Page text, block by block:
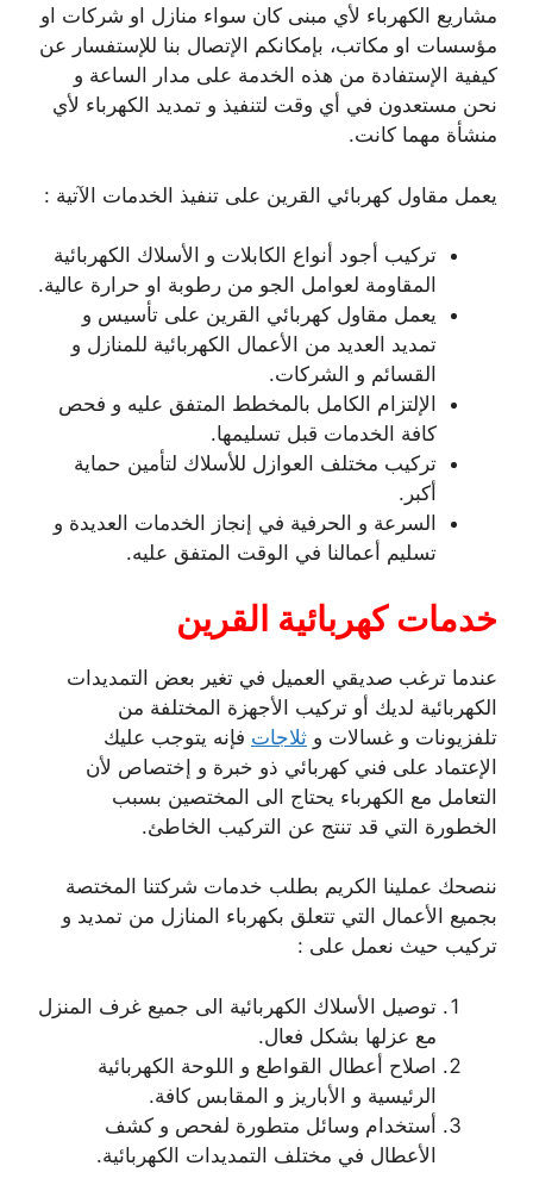
مشاريع الكهرباء لأي مبنى كان سواء منازل او شركات او
مؤسسات او مكاتب، بإمكانكم الإتصال بنا للإستفسار عن
كيفية الإستفادة من هذه الخدمة على مدار الساعة و
نحن مستعدون في أي وقت لتنفيذ و تمديد الكهرباء لأي
منشأة مهما كانت.
يعمل مقاول كهربائي القرين على تنفيذ الخدمات الآتية :
تركيب أجود أنواع الكابلات و الأسلاك الكهربائية
المقاومة لعوامل الجو من رطوبة او حرارة عالية.
يعمل مقاول كهربائي القرين على تأسيس و
تمديد العديد من الأعمال الكهربائية للمنازل و
القسائم و الشركات.
الإلتزام الكامل بالمخطط المتفق عليه و فحص
كافة الخدمات قبل تسليمها.
تركيب مختلف العوازل للأسلاك لتأمين حماية
أكبر.
السرعة و الحرفية في إنجاز الخدمات العديدة و
تسليم أعمالنا في الوقت المتفق عليه.
خدمات كهربائية القرين
عندما ترغب صديقي العميل في تغير بعض التمديدات
الكهربائية لديك أو تركيب الأجهزة المختلفة من
تلفزيونات و غسالات و ثلاجات فإنه يتوجب عليك
الإعتماد على فني كهربائي ذو خبرة و إختصاص لأن
التعامل مع الكهرباء يحتاج الى المختصين بسبب
الخطورة التي قد تنتج عن التركيب الخاطئ.
ننصحك عملينا الكريم بطلب خدمات شركتنا المختصة
بجميع الأعمال التي تتعلق بكهرباء المنازل من تمديد و
تركيب حيث نعمل على :
توصيل الأسلاك الكهربائية الى جميع غرف المنزل
مع عزلها بشكل فعال.
اصلاح أعطال القواطع و اللوحة الكهربائية
الرئيسية و الأباريز و المقابس كافة.
أستخدام وسائل متطورة لفحص و كشف
الأعطال في مختلف التمديدات الكهربائية.